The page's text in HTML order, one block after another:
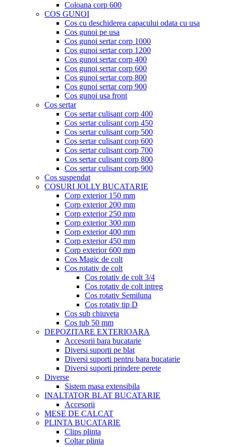
Coloana corp 600
COS GUNOI
Cos cu deschiderea capacului odata cu usa
Cos gunoi pe usa
Cos gunoi sertar corp 1000
Cos gunoi sertar corp 1200
Cos gunoi sertar corp 400
Cos gunoi sertar corp 600
Cos gunoi sertar corp 800
Cos gunoi sertar corp 900
Cos gunoi usa front
Cos sertar
Cos sertar culisant corp 400
Cos sertar culisant corp 450
Cos sertar culisant corp 500
Cos sertar culisant corp 600
Cos sertar culisant corp 700
Cos sertar culisant corp 800
Cos sertar culisant corp 900
Cos suspendat
COSURI JOLLY BUCATARIE
Corp exterior 150 mm
Corp exterior 200 mm
Corp exterior 250 mm
Corp exterior 300 mm
Corp exterior 400 mm
Corp exterior 450 mm
Corp exterior 600 mm
Cos Magic de colt
Cos rotativ de colt
Cos rotativ de colt 3/4
Cos rotativ de colt intreg
Cos rotativ Semiluna
Cos rotativ tip D
Cos sub chiuveta
Cos tub 50 mm
DEPOZITARE EXTERIOARA
Accesorii bara bucatarie
Diversi suporti pe blat
Diversi suporti pentru bara bucatarie
Diversi suporti prindere perete
Diverse
Sistem masa extensibila
INALTATOR BLAT BUCATARIE
Accesorii
MESE DE CALCAT
PLINTA BUCATARIE
Clips plinta
Coltar plinta